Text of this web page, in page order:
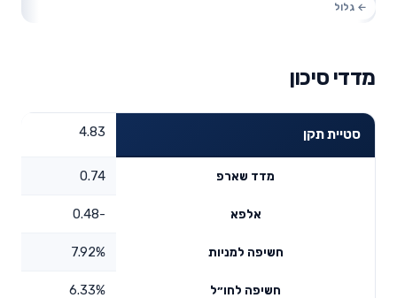
מדדי סיכון
סטיית תקן 4.83
מדד שארפ 0.74
אלפא -0.48
חשיפה למניות 7.92%
חשיפה לחו״ל 6.33%